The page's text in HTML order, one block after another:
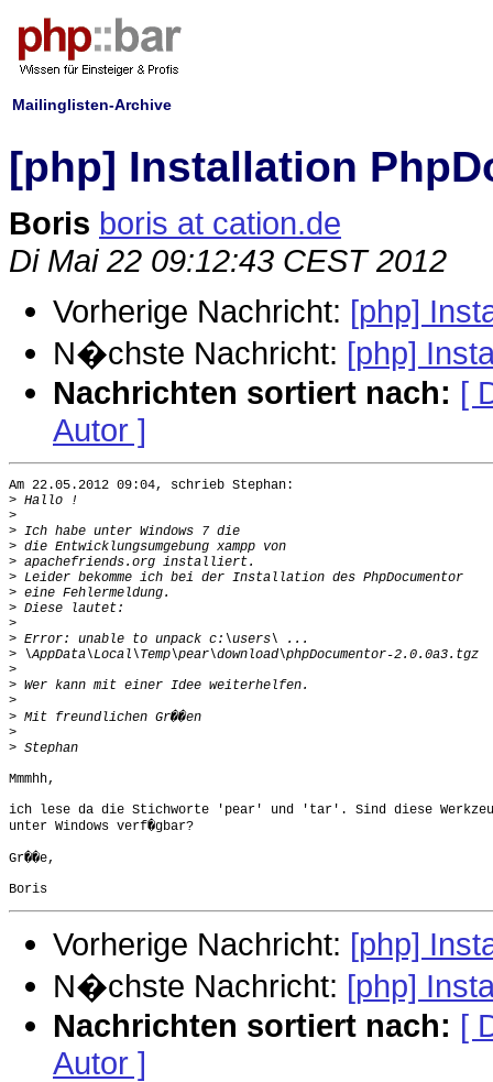
Mailinglisten-Archive
[php] Installation
Boris boris at cation.de
Di Mai 22 09:12:43 CEST 2012
Vorherige Nachricht: [php]
N�chste Nachricht: [php]
Nachrichten sortiert nach: [
Autor ]
Am 22.05.2012 09:04, schrieb Stephan:
>
>
>
>
>
>
>
>
>
>
>
>
>
>
>
>
>
Mmmhh,
ich lese da die Stichworte 'pear' und 'tar'. Sind diese
unter Windows verf�gbar?
Gr��e,
Vorherige Nachricht: [php]
N�chste Nachricht: [php]
Nachrichten sortiert nach: [
Autor ]